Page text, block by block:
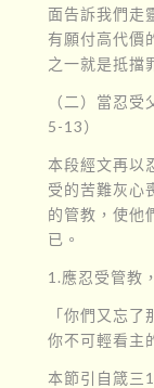
面告訴我們走
有願付高代價
之一就是抵擋
（二）當忍
5-13）
本段經文再以
受的苦難灰心
的管教，使他
已。
1.應忍受管教
「你們又忘
你不可輕看主
本節引自箴三